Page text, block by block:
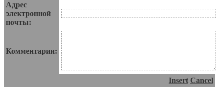
Адрес
электронной
почты:
Комментарии:
Insert Cancel